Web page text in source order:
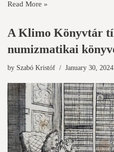
Read More »
A Klimo Könyvtár
numizmatikai
by Szabó Kristóf January 30, 2024